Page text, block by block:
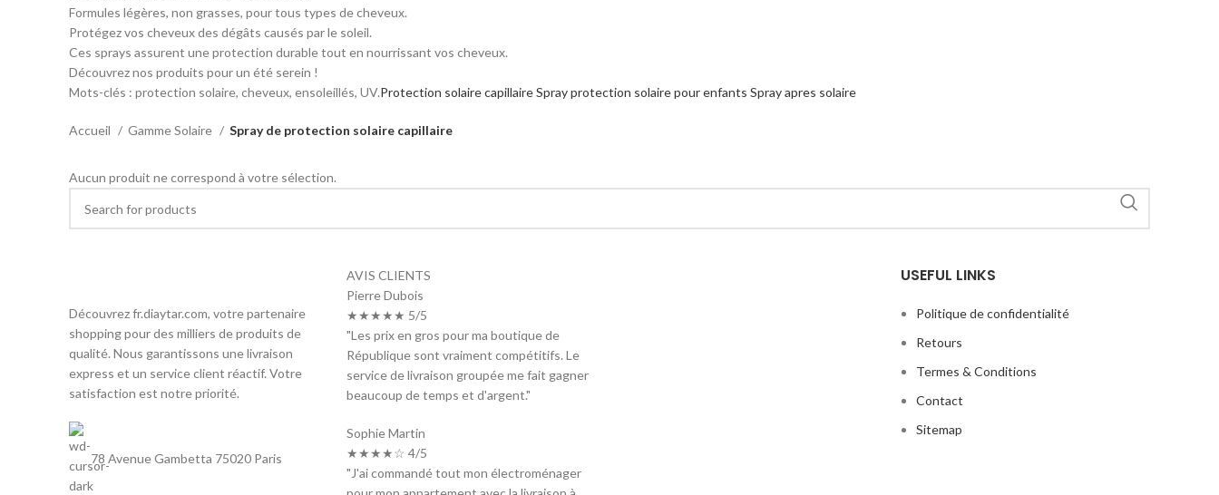
Formules légères, non grasses, pour tous types de cheveux.
Protégez vos cheveux des dégâts causés par le soleil.
Ces sprays assurent une protection durable tout en nourrissant vos cheveux.
Découvrez nos produits pour un été serein !
Mots-clés : protection solaire, cheveux, ensoleillés, UV.Protection solaire capillaireSpray protection solaire pour enfants Spray apres solaire
Accueil Gamme Solaire Spray de protection solaire capillaire
Aucun produit ne correspond à votre sélection.
Découvrez fr.diaytar.com, votre partenaire
shopping pour des milliers de produits de
qualité. Nous garantissons une livraison
express et un service client réactif. Votre
satisfaction est notre priorité.
78 Avenue Gambetta 75020 Paris
AVIS CLIENTS
Pierre Dubois
★★★★★ 5/5
"Les prix en gros pour ma boutique de
République sont vraiment compétitifs. Le
service de livraison groupée me fait gagner
beaucoup de temps et d'argent."
Sophie Martin
★★★★☆ 4/5
"J'ai commandé tout mon électroménager
USEFUL LINKS
Politique de confidentialité
Retours
Termes & Conditions
Contact
Sitemap